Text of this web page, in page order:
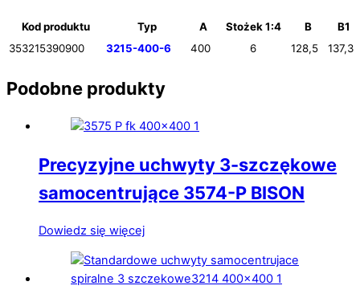
Kod produktu Typ A Stożek 1:4 B
B1
353215390900
3215-400-6 400 6 128,5 137,3
Podobne produkty
Precyzyjne uchwyty 3-szczękowe
samocentrujące 3574-P BISON
Dowiedz się więcej